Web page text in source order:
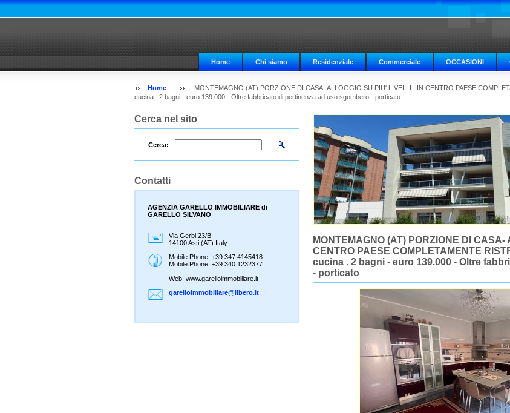
Home Chi siamo Residenziale Commerciale OCCASIONI
Home
MONTEMAGNO (AT) PORZIONE DI CASA- ALLOGGIO SU PIU' LIVELLI , IN CENTRO PAESE
cucina . 2 bagni - euro 139.000 - Oltre fabbricato di pertinenza ad uso sgombero - porticato
MONTEMAGNO (AT) PORZIONE DI
CENTRO PAESE COMPLETAMENTE
cucina . 2 bagni - euro 139.000 - Oltre
- porticato
Cerca nel sito
Cerca:
Contatti
AGENZIA GARELLO IMMOBILIARE di
GARELLO SILVANO
Via Gerbi 23/B
14100 Asti (AT) Italy
Mobile Phone: +39 347 4145418
Mobile Phone: +39 340 1232377
Web: www.garelloimmobiliare.it
garelloimmobiliare@libero.it